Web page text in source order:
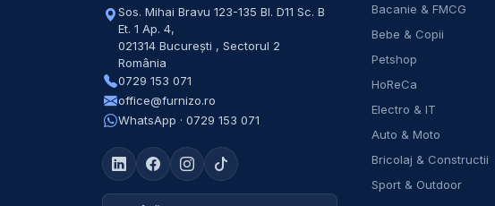
Sos. Mihai Bravu 123-135 Bl. D11 Sc. B
Et. 1 Ap. 4,
021314 București , Sectorul 2
România
0729 153 071
office@furnizo.ro
WhatsApp · 0729 153 071
Bacanie & FMCG
Bebe & Copii
Petshop
HoReCa
Electro & IT
Auto & Moto
Bricolaj & Constructii
Sport & Outdoor